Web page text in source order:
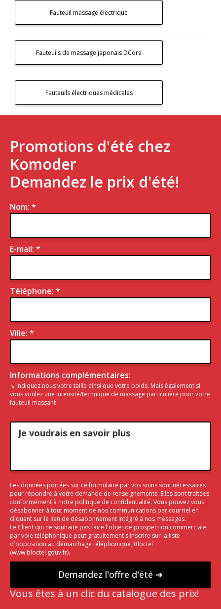
Fauteuil massage électrique
Fauteuils de massage japonais DCore
Fauteuils électriques médicales
Promotions d'été chez
Komoder
Demandez le prix d'été!
Nom: *
E-mail: *
Téléphone: *
Ville: *
Informations complémentaires:
↘ Indiquez nous votre taille ainsi que votre poids. Mais également si
vous voulez une intensité/technique de massage particulière pour votre
fauteuil massant
Les données portées sur ce formulaire par vos soins sont nécessaires
pour répondre à votre demande de renseignements. Elles sont traitées
conformément à notre politique de confidentialité. Vous pouvez vous
désabonner à tout moment de nos communications par courriel en
cliquant sur le lien de désabonnement intégré à nos messages.
Le Client qui ne souhaite pas faire l'objet de prospection commerciale
par voie téléphonique peut gratuitement s'inscrire sur la liste
d'opposition au démarchage téléphonique, Bloctel
(www.bloctel.gouv.fr).
Vous êtes à un clic du catalogue des prix!